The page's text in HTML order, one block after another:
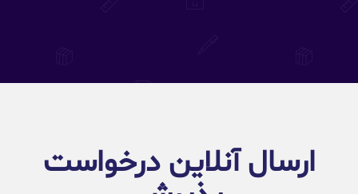
ارسال آنلاین درخواست